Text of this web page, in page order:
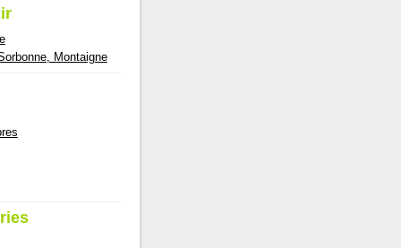
Montaigne